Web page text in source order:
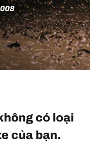
có loại
của bạn.